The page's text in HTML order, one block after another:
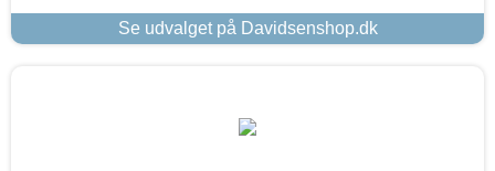
Se udvalget på Davidsenshop.dk